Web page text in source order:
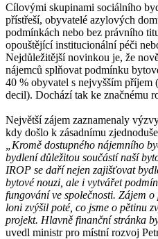
Cílovými skupinami sociálního
přístřeší, obyvatelé azylových
podmínkách nebo bez právního
opouštějící institucionální péči
Nejdůležitější novinkou je, že
nájemců splňovat podmínku
40 % obyvatel s nejvyšším
decil). Dochází tak ke značnému
Největší zájem zaznamenaly
kdy došlo k zásadnímu
„Kromě dostupného nájemního
bydlení důležitou součástí naší
IROP se daří nejen zajišťovat
bytové nouzi, ale i vytvářet
fungování ve společnosti. Zájem
loni zvýšil poté, co jsme o pětinu
projekt. Hlavně finanční stránka
uvedl ministr pro místní rozvoj